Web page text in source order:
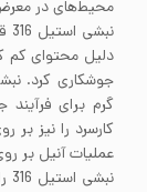
محیط‌های در معرض
دلیل محتوای کم
گرم برای
کارسرد را نیز
عملیات آنیل بر روی استیل